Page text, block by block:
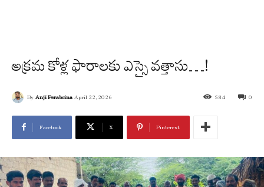
అక్రమ కోళ్ల ఫారాలకు ఎస్సై వత్తాసు…!
By Anji Peraboina April 22, 2026 0
584
Facebook X Pinterest